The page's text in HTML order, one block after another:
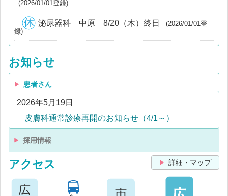
(2026/01/01登録)
泌尿器科 中原 8/20（木）終日
(2026/01/01登
録)
お知らせ
患者さん
2026年5月19日
皮膚科通常診療再開のお知らせ（4/1～）
採用情報
アクセス 詳細・マップ